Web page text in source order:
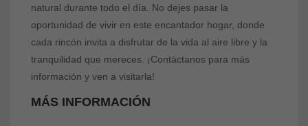
natural durante todo el día. No dejes pasar la
oportunidad de vivir en este encantador hogar, donde
cada rincón invita a disfrutar de la vida al aire libre y la
tranquilidad que mereces. ¡Contáctanos para más
información y ven a visitarla!
MÁS INFORMACIÓN